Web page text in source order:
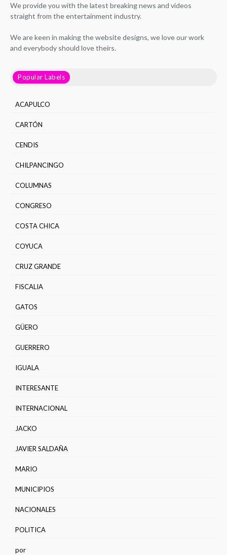
We provide you with the latest breaking news and videos
straight from the entertainment industry.
We are keen in making the website designs, we love our work
and everybody should love theirs.
Popular Labels
ACAPULCO
CARTÓN
CENDIS
CHILPANCINGO
COLUMNAS
CONGRESO
COSTA CHICA
COYUCA
CRUZ GRANDE
FISCALIA
GATOS
GÜERO
GUERRERO
IGUALA
INTERESANTE
INTERNACIONAL
JACKO
JAVIER SALDAÑA
MARIO
MUNICIPIOS
NACIONALES
POLITICA
por